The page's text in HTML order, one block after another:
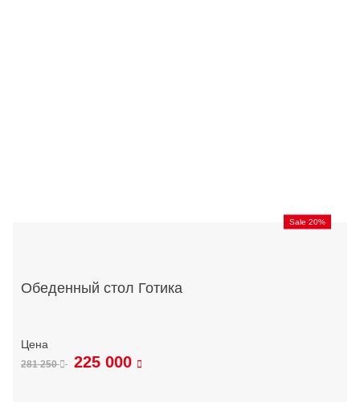
Sale 20%
Обеденный стол Готика
281 250 225 000